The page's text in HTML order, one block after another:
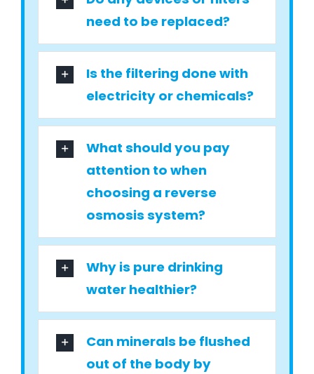
need to be replaced?
Is the filtering done with
electricity or chemicals?
What should you pay
attention to when
choosing a reverse
osmosis system?
Why is pure drinking
water healthier?
Can minerals be flushed
out of the body by